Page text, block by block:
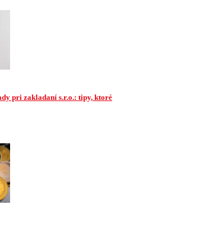
pri zakladaní s.r.o.: tipy, ktoré